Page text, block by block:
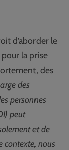
d’aborder le
la prise
des
des
personnes
peut
et de
contexte, nous